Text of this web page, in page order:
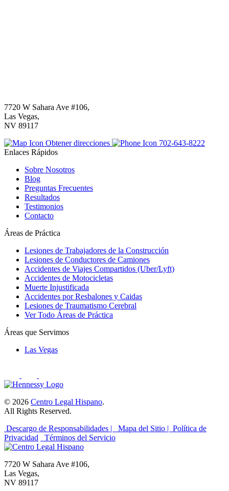
7720 W Sahara Ave #106,
Las Vegas,
NV 89117
Obtener direcciones
702-643-8222
Enlaces Rápidos
Sobre Nosotros
Blog
Preguntas Frecuentes
Resultados
Testimonios
Contacto
Áreas de Práctica
Lesiones de Trabajadores de la Construcción
Lesiones de Conductores de Camiones
Accidentes de Viajes Compartidos (Uber/Lyft)
Accidentes de Motocicletas
Muerte Injustificada
Accidentes por Resbalones y Caidas
Lesiones de Traumatismo Cerebral
Ver Todo Áreas de Práctica
Áreas que Servimos
Las Vegas
© 2026 Centro Legal Hispano.
All Rights Reserved.
Descargo de Responsabilidades |
Mapa del Sitio | Política de
Privacidad
Términos del Servicio
7720 W Sahara Ave #106,
Las Vegas,
NV 89117